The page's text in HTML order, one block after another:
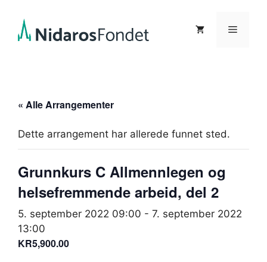
innhold
Meny
« Alle Arrangementer
Dette arrangement har allerede funnet sted.
Grunnkurs C Allmennlegen og
helsefremmende arbeid, del 2
5. september 2022 09:00 - 7. september 2022
13:00
KR5,900.00